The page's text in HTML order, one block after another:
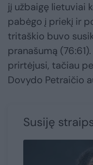
jį užbaigę lietuviai
pabėgo į priekį ir
tritaškio buvo
pranašumą
prirtėjusi, tačiau
Dovydo Petraičio
Susiję